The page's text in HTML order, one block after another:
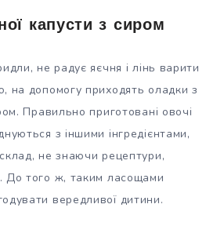
капусти з сиром
не радує яєчня і лінь варити
на допомогу приходять оладки з
Правильно приготовані овочі
з іншими інгредієнтами,
не знаючи рецептури,
До того ж, таким ласощами
вередливої дитини.